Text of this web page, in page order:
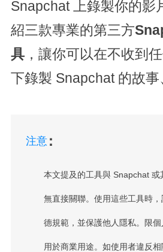
Snapchat 上錄製你的影
紹三款專業的第三方
具，讓你可以在不收到
下錄製 Snapchat 的故事
注意：
本文提及的工具與 Snapchat
無直接關聯。使用這些工具時
德規範，並保護他人隱私。限
用於商業用途。如使用者違反